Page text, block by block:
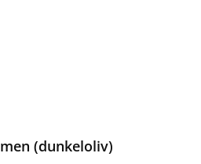
(dunkeloliv)